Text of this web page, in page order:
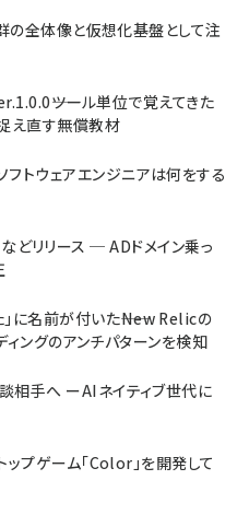
の全体像と仮想化基盤として注
ツール単位で覚えてきた
え直す無償教材
フトウェアエンジニアは何をする
どリリース ─ ADドメイン乗っ
に名前が付いた――New Relicの
ングのアンチパターンを検知
相手へ ーAIネイティブ世代に
ップゲーム「Color」を開発して